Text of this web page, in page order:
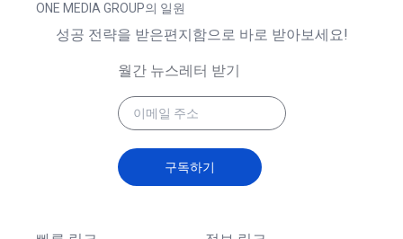
ONE MEDIA GROUP의 일원
성공 전략을 받은편지함으로 바로 받아보세요!
월간 뉴스레터 받기
구독하기